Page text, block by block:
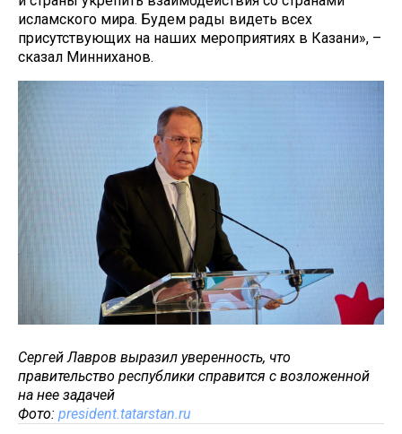
исламского мира. Будем рады видеть всех
присутствующих на наших мероприятиях в Казани», –
сказал Минниханов.
Сергей Лавров выразил уверенность, что
правительство республики справится с возложенной
на нее задачей
Фото: president.tatarstan.ru